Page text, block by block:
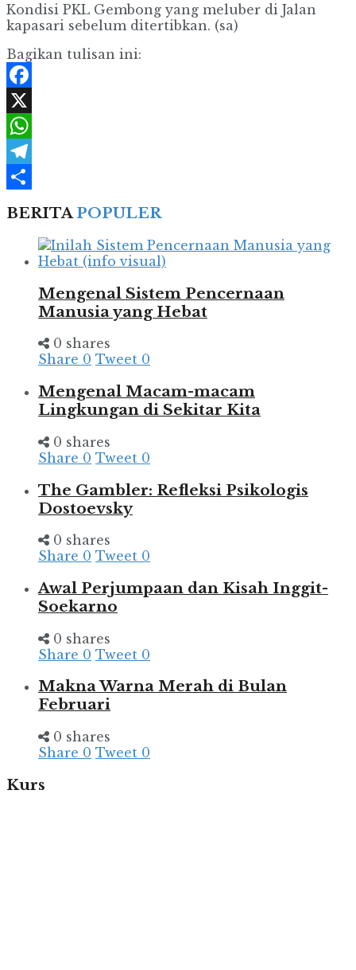
Kondisi PKL Gembong yang meluber di Jalan
kapasari sebelum ditertibkan. (sa)
Bagikan tulisan ini:
Facebook
X
WhatsApp
Telegram
BERITAPOPULER
Mengenal Sistem Pencernaan
Manusia yang Hebat
0 shares
Share 0 Tweet 0
Mengenal Macam-macam
Lingkungan di Sekitar Kita
0 shares
Share 0 Tweet 0
The Gambler: Refleksi Psikologis
Dostoevsky
0 shares
Share 0 Tweet 0
Awal Perjumpaan dan Kisah Inggit-
Soekarno
0 shares
Share 0 Tweet 0
Makna Warna Merah di Bulan
Februari
0 shares
Share 0 Tweet 0
Kurs